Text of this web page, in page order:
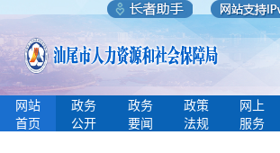
网站
首页
政务
公开
政务
要闻
政策
法规
网上
服务